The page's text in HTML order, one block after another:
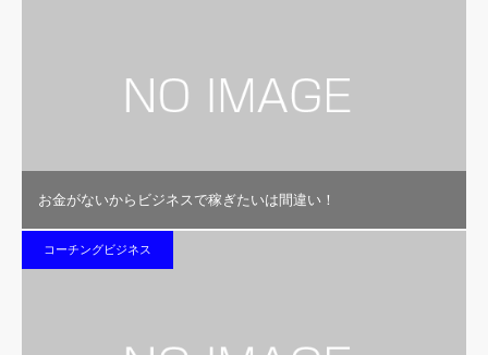
お金がないからビジネスで稼ぎたいは間違い！
コーチングビジネス